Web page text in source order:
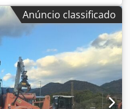
de fabrico: 2021 Dcjdpfx
kg Capacidade de
kg Dimensões (C x L
Anúncio classificado